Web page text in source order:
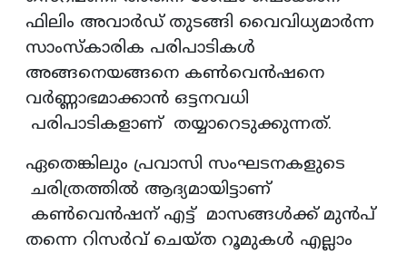
ഫിലിം അവാര്‍ഡ് തുടങ്ങി വൈവിധ്യമാര്‍ന്ന
സാംസ്‌കാരിക പരിപാടികള്‍
അങ്ങനെയങ്ങനെ കണ്‍വെന്‍ഷനെ
വര്‍ണ്ണാഭമാക്കാന്‍ ഒട്ടനവധി
പരിപാടികളാണ് തയ്യാറെടുക്കുന്നത്.
ഏതെങ്കിലും പ്രവാസി സംഘടനകളുടെ
ചരിത്രത്തില്‍ ആദ്യമായിട്ടാണ്
കണ്‍വെന്‍ഷന് എട്ട് മാസങ്ങള്‍ക്ക് മുന്‍പ്
തന്നെ റിസര്‍വ് ചെയ്ത റൂമുകള്‍ എല്ലാം